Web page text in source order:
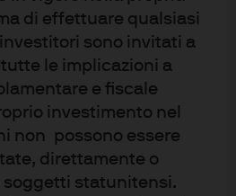
di effettuare qualsiasi
sono invitati a
le implicazioni a
e fiscale
investimento nel
non possono essere
direttamente o
soggetti statunitensi.
emea-
comunicazione è stata
Regno Unito) da
(Europe) S.à r.l., 6
Senningerberg, Granducato
Luxembourg B27900,
La presente
pubblicata nel Regno Unito
(UK) Limited, che
dalla Financial
in Inghilterra con il